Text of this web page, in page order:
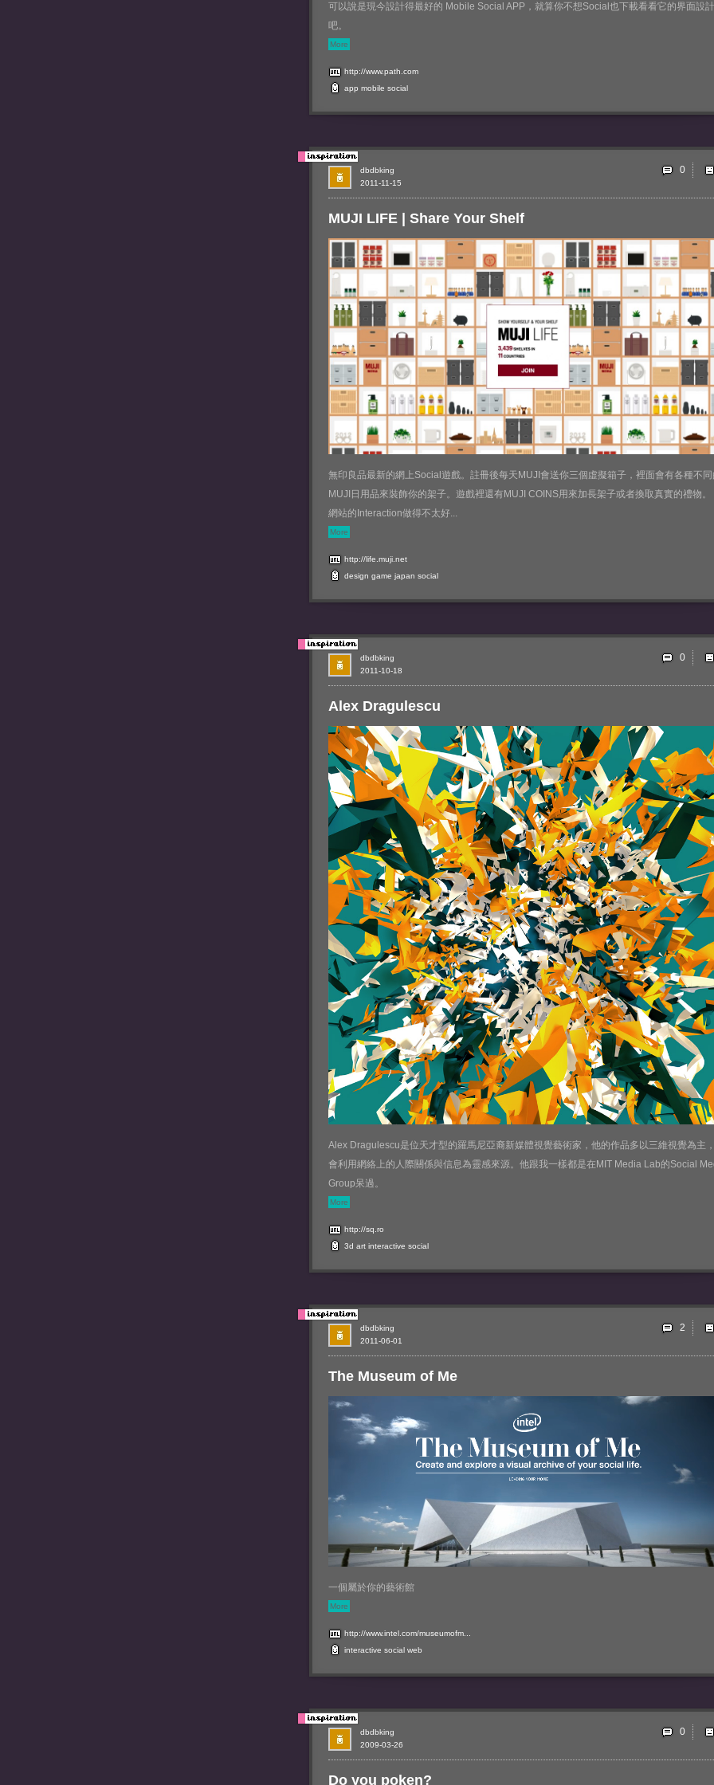
可以說是現今設計得最好的 Mobile Social APP，就算你不想Social也下載看看它的界面設計
吧。
More
http://www.path.com
app mobile social
MUJI LIFE | Share Your Shelf
無印良品最新的網上Social遊戲。註冊後每天MUJI會送你三個虛擬箱子，裡面會有各種不
MUJI日用品來裝飾你的架子。遊戲裡還有MUJI COINS用來加長架子或者換取真實的禮物。
網站的Interaction做得不太好...
More
http://life.muji.net
design game japan social
2011-11-15
dbdbking 0
Alex Dragulescu
Alex Dragulescu是位天才型的羅馬尼亞裔新媒體視覺藝術家，他的作品多以三維視覺為主
會利用網絡上的人際關係與信息為靈感來源。他跟我一樣都是在MIT Media Lab的Social
Group呆過。
More
http://sq.ro
3d art interactive social
2011-10-18
dbdbking 0
The Museum of Me
一個屬於你的藝術館
More
http://www.intel.com/museumofm...
interactive social web
2011-06-01
dbdbking 2
Do you poken?
2009-03-26
dbdbking 0